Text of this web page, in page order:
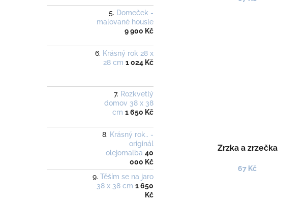
Domeček -
malované housle
9 900 Kč
Krásný rok 28 x
28 cm 1 024 Kč
Rozkvetlý
domov 38 x 38
cm 1 650 Kč
Krásný rok.. -
originál
olejomalba 40
000 Kč
Těším se na jaro
38 x 38 cm 1 650
Kč
Zrzka a zrzečka
67 Kč